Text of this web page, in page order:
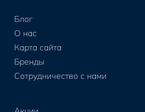
Блог
О нас
Карта сайта
Бренды
Сотрудничество с нами